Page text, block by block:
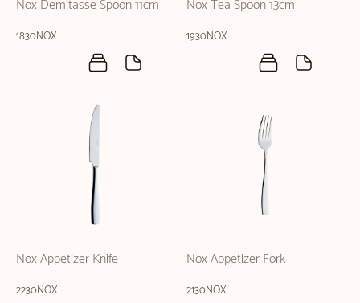
Nox Demitasse Spoon 11cm
1830NOX
Nox Tea Spoon 13cm
1930NOX
Nox Appetizer Knife
2230NOX
Nox Appetizer Fork
2130NOX